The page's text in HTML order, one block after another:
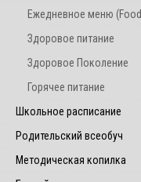
Ежедневное меню
Здоровое питание
Здоровое Поколение
Горячее питание
Школьное расписание
Родительский всеобуч
Методическая копилка